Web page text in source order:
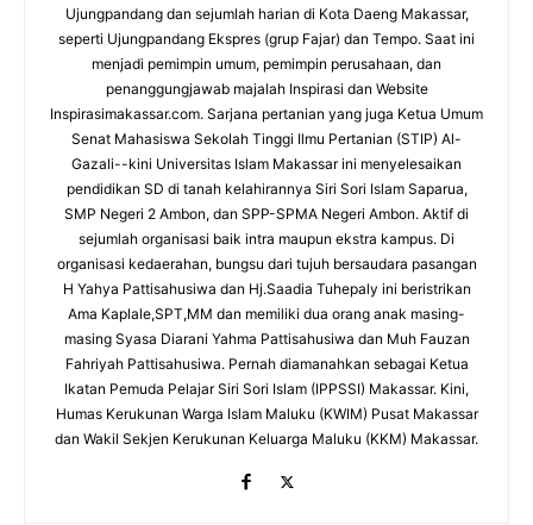
Ujungpandang dan sejumlah harian di Kota Daeng Makassar,
seperti Ujungpandang Ekspres (grup Fajar) dan Tempo. Saat ini
menjadi pemimpin umum, pemimpin perusahaan, dan
penanggungjawab majalah Inspirasi dan Website
Inspirasimakassar.com. Sarjana pertanian yang juga Ketua Umum
Senat Mahasiswa Sekolah Tinggi Ilmu Pertanian (STIP) Al-
Gazali--kini Universitas Islam Makassar ini menyelesaikan
pendidikan SD di tanah kelahirannya Siri Sori Islam Saparua,
SMP Negeri 2 Ambon, dan SPP-SPMA Negeri Ambon. Aktif di
sejumlah organisasi baik intra maupun ekstra kampus. Di
organisasi kedaerahan, bungsu dari tujuh bersaudara pasangan
H Yahya Pattisahusiwa dan Hj.Saadia Tuhepaly ini beristrikan
Ama Kaplale,SPT,MM dan memiliki dua orang anak masing-
masing Syasa Diarani Yahma Pattisahusiwa dan Muh Fauzan
Fahriyah Pattisahusiwa. Pernah diamanahkan sebagai Ketua
Ikatan Pemuda Pelajar Siri Sori Islam (IPPSSI) Makassar. Kini,
Humas Kerukunan Warga Islam Maluku (KWIM) Pusat Makassar
dan Wakil Sekjen Kerukunan Keluarga Maluku (KKM) Makassar.